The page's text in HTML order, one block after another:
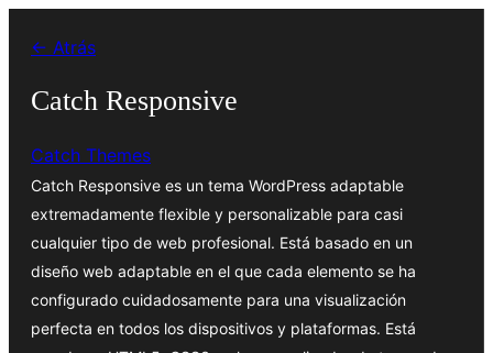
contenido
← Atrás
Catch Responsive
Catch Themes
Catch Responsive es un tema WordPress adaptable
extremadamente flexible y personalizable para casi
cualquier tipo de web profesional. Está basado en un
diseño web adaptable en el que cada elemento se ha
configurado cuidadosamente para una visualización
perfecta en todos los dispositivos y plataformas. Está